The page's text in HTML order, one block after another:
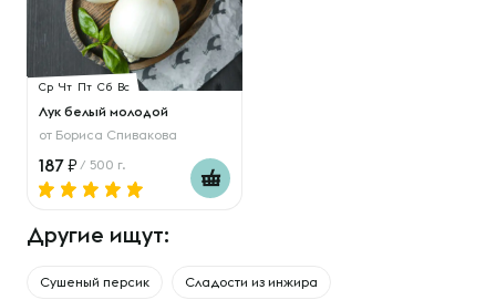
Ср Чт Пт Сб Вс
Лук белый молодой
от Бориса Спивакова
187 / 500 г.
Другие ищут:
Сушеный персик Сладости из инжира